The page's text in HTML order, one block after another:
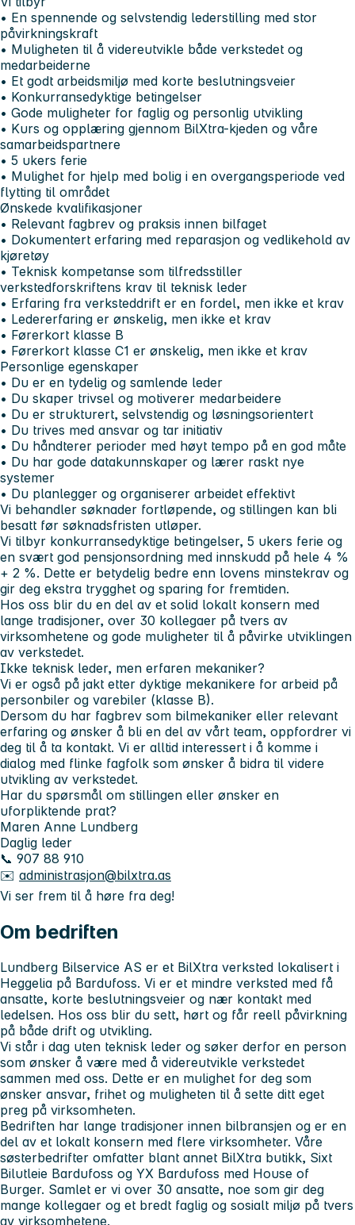
• En spennende og selvstendig lederstilling med stor
påvirkningskraft
• Muligheten til å videreutvikle både verkstedet og
medarbeiderne
• Et godt arbeidsmiljø med korte beslutningsveier
• Konkurransedyktige betingelser
• Gode muligheter for faglig og personlig utvikling
• Kurs og opplæring gjennom BilXtra-kjeden og våre
samarbeidspartnere
• 5 ukers ferie
• Mulighet for hjelp med bolig i en overgangsperiode ved
flytting til området
Ønskede kvalifikasjoner
• Relevant fagbrev og praksis innen bilfaget
• Dokumentert erfaring med reparasjon og vedlikehold av
kjøretøy
• Teknisk kompetanse som tilfredsstiller
verkstedforskriftens krav til teknisk leder
• Erfaring fra verksteddrift er en fordel, men ikke et krav
• Ledererfaring er ønskelig, men ikke et krav
• Førerkort klasse B
• Førerkort klasse C1 er ønskelig, men ikke et krav
Personlige egenskaper
• Du er en tydelig og samlende leder
• Du skaper trivsel og motiverer medarbeidere
• Du er strukturert, selvstendig og løsningsorientert
• Du trives med ansvar og tar initiativ
• Du håndterer perioder med høyt tempo på en god måte
• Du har gode datakunnskaper og lærer raskt nye
systemer
• Du planlegger og organiserer arbeidet effektivt
Vi behandler søknader fortløpende, og stillingen kan bli
besatt før søknadsfristen utløper.
Vi tilbyr konkurransedyktige betingelser, 5 ukers ferie og
en svært god pensjonsordning med innskudd på hele 4 %
+ 2 %. Dette er betydelig bedre enn lovens minstekrav og
gir deg ekstra trygghet og sparing for fremtiden.
Hos oss blir du en del av et solid lokalt konsern med
lange tradisjoner, over 30 kollegaer på tvers av
virksomhetene og gode muligheter til å påvirke utviklingen
av verkstedet.
Ikke teknisk leder, men erfaren mekaniker?
Vi er også på jakt etter dyktige mekanikere for arbeid på
personbiler og varebiler (klasse B).
Dersom du har fagbrev som bilmekaniker eller relevant
erfaring og ønsker å bli en del av vårt team, oppfordrer vi
deg til å ta kontakt. Vi er alltid interessert i å komme i
dialog med flinke fagfolk som ønsker å bidra til videre
utvikling av verkstedet.
Har du spørsmål om stillingen eller ønsker en
uforpliktende prat?
Maren Anne Lundberg
Daglig leder
📞 907 88 910
✉️ administrasjon@bilxtra.as
Vi ser frem til å høre fra deg!
Om bedriften
Lundberg Bilservice AS er et BilXtra verksted lokalisert i
Heggelia på Bardufoss. Vi er et mindre verksted med få
ansatte, korte beslutningsveier og nær kontakt med
ledelsen. Hos oss blir du sett, hørt og får reell påvirkning
på både drift og utvikling.
Vi står i dag uten teknisk leder og søker derfor en person
som ønsker å være med å videreutvikle verkstedet
sammen med oss. Dette er en mulighet for deg som
ønsker ansvar, frihet og muligheten til å sette ditt eget
preg på virksomheten.
Bedriften har lange tradisjoner innen bilbransjen og er en
del av et lokalt konsern med flere virksomheter. Våre
søsterbedrifter omfatter blant annet BilXtra butikk, Sixt
Bilutleie Bardufoss og YX Bardufoss med House of
Burger. Samlet er vi over 30 ansatte, noe som gir deg
mange kollegaer og et bredt faglig og sosialt miljø på tvers
av virksomhetene.